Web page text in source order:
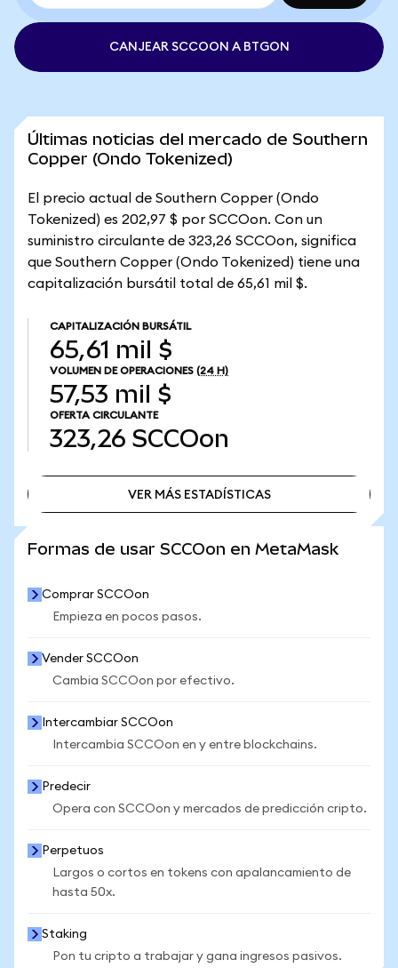
CANJEAR SCCOON A BTGON
Últimas noticias del mercado de Southern
Copper (Ondo Tokenized)
El precio actual de Southern Copper (Ondo
Tokenized) es 202,97 $ por SCCOon. Con un
suministro circulante de 323,26 SCCOon, significa
que Southern Copper (Ondo Tokenized) tiene una
capitalización bursátil total de 65,61 mil $.
CAPITALIZACIÓN BURSÁTIL
65,61 mil $
VOLUMEN DE OPERACIONES (24 H)
57,53 mil $
OFERTA CIRCULANTE
323,26 SCCOon
VER MÁS ESTADÍSTICAS
Formas de usar SCCOon en MetaMask
Comprar SCCOon
Empieza en pocos pasos.
Vender SCCOon
Cambia SCCOon por efectivo.
Intercambiar SCCOon
Intercambia SCCOon en y entre blockchains.
Predecir
Opera con SCCOon y mercados de predicción cripto.
Perpetuos
Largos o cortos en tokens con apalancamiento de
hasta 50x.
Staking
Pon tu cripto a trabajar y gana ingresos pasivos.